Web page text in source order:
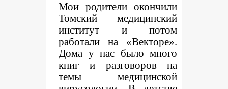
Мои родители окончили
Томский медицинский
институт и потом
работали на «Векторе».
Дома у нас было много
книг и разговоров на
темы медицинской